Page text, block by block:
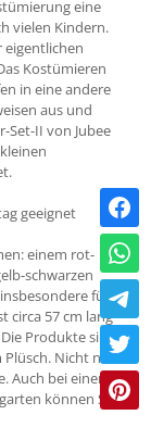
eine
vielen Kindern.
eigentlichen
Kostümieren
in eine andere
aus und
Set-II von Jubee
geeignet
einem rot-
schwarzen
für
circa 57 cm lang
Produkte sind
Plüsch. Nicht nur
bei einem
können Sie